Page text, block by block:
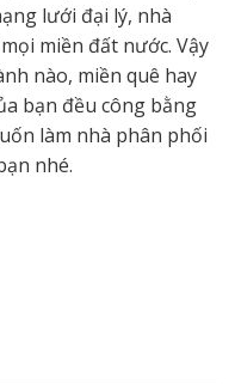
lưới đại lý, nhà
miền đất nước. Vậy
nào, miền quê hay
bạn đều công bằng
làm nhà phân phối
nhé.